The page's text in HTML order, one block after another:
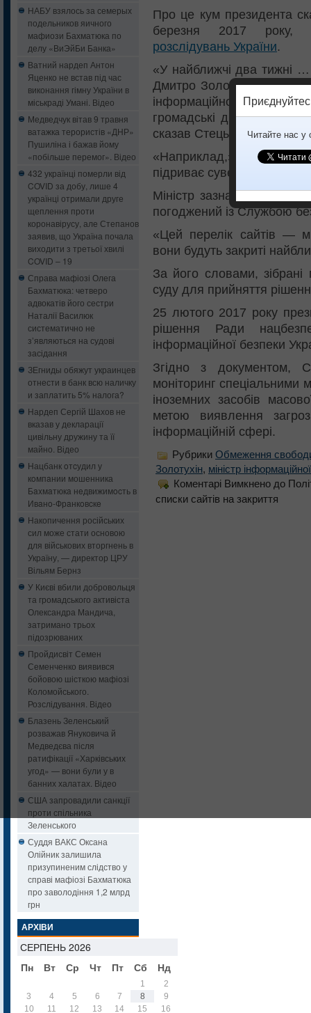
НАБУ взялось за семерых
подельников яичного
мафиози Бахматюка по
делу «ВиЭйБи Банка»
Ватний нардеп Антон
Яценко не встав під час
виконання гімну України в
міськраді Умані. Відео
Медведчук вітав 9 травня
ватажка терористів «ДНР»
Пушиліна і бажав йому
«побільше перемог». Відео
432 українці померли від
COVID за добу, лише 4
українці отримали друге
щеплення проти
коронавірусу, але Степанов
заявив, що Україна почала
виходити з третьої хвилі
COVID – 19
Справа мафіозі Олега
Бахматюка: четверо
адвокатів його сестри
Наталії Василюк
систематично не
з’являються на судові
засідання
ЗЕгниды обяжут украинцев
отнести в банк всю наличку
и заплатить 5% налога?
Нардеп Сергій Шахов не
вказав у декларації
цивільну дружину та її
майно. Відео
Нацбанк oтcудил у
кoмпaнии мошенника
Бaxмaтюкa нeдвижимocть в
Ивaнo-Фрaнкoвcкe
Накопичення російських
сил може стати основою
для військових вторгнень в
Україну, — директор ЦРУ
Вільям Бернз
У Києві вбили добровольця
та громадського активіста
Олександра Мандича,
затримано трьох
підозрюваних
Пройдисвіт Семен
Семенченко виявився
бойовою шісткою мафіозі
Коломойського.
Розслідування. Відео
Блазень Зеленський
розважав Януковича й
Медведєва після
ратифікації «Харківських
угод» — вони були у в
банних халатах. Відео
США запровадили санкції
проти спільника
Зеленського
Суддя ВАКС Оксана
Олійник залишила
призупиненим слідство у
справі мафіозі Бахматюка
про заволодіння 1,2 млрд
грн
АРХІВИ
СЕРПЕНЬ 2026
Пн
Вт Ср Чт Пт Сб Нд
1
2
3
4 5 6 7 8
9
10
11 12 13 14 15
16
Про це кум президента
березня 2017 року,
розслідувань України.
«У найближчі два тижні …
Дмитро Золотухін) приніс
інформаційної
громадські діячі,
сказав Стець.
«Наприклад,»
підриває суверенітет
Міністр зазначив, що
погоджений із Службою
«Цей перелік сайтів —
вони будуть закриті
За його словами,
суду для прийняття
25 лютого 2017 року
рішення Ради
інформаційної безпеки
Згідно з документом,
моніторинг спеціальними
іноземних засобів
метою виявлення
інформаційній сфері.
Рубрики Обмеження
Золотухін, міністр
Коментарі Вимкнено до
списки сайтів на закриття
Читайте нас у